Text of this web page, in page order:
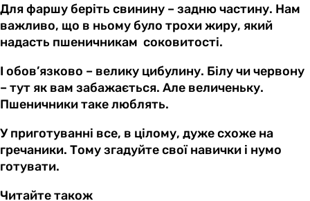
Для фаршу беріть свинину – задню частину. Нам
важливо, що в ньому було трохи жиру, який
надасть пшеничникам соковитості.
І обов’язково – велику цибулину. Білу чи червону
– тут як вам забажається. Але величеньку.
Пшеничники таке люблять.
У приготуванні все, в цілому, дуже схоже на
гречаники. Тому згадуйте свої навички і нумо
готувати.
Читайте також